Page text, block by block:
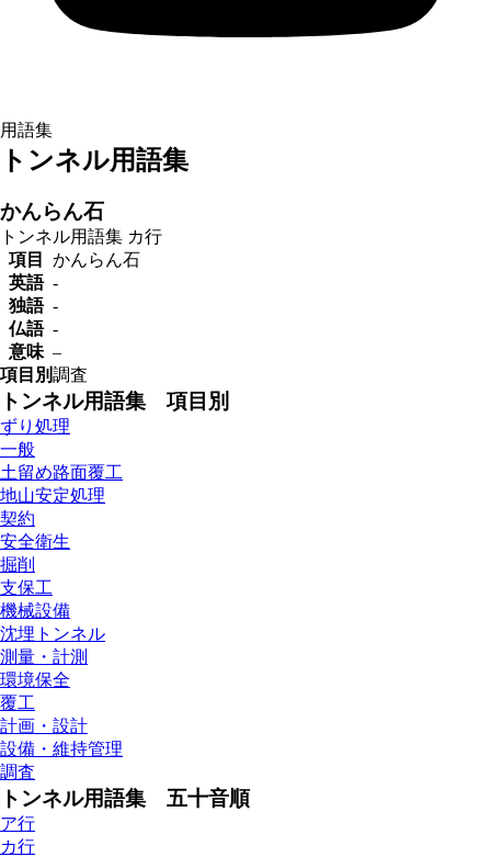
用語集
トンネル用語集
かんらん石
トンネル用語集 カ行
項目
かんらん石
英語 -
独語 -
仏語 -
意味 –
項目別調査
トンネル用語集 項目別
ずり処理
一般
土留め路面覆工
地山安定処理
契約
安全衛生
掘削
支保工
機械設備
沈埋トンネル
測量・計測
環境保全
覆工
計画・設計
設備・維持管理
調査
トンネル用語集 五十音順
ア行
カ行